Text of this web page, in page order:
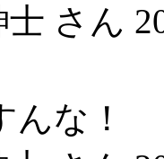
さん
な！